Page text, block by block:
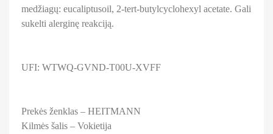
medžiagų: eucaliptusoil, 2-tert-butylcyclohexyl acetate. Gali
sukelti alerginę reakciją.
UFI: WTWQ-GVND-T00U-XVFF
Prekės ženklas – HEITMANN
Kilmės šalis – Vokietija